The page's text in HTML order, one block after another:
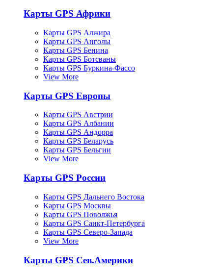
Карты GPS Африки
Карты GPS Алжира
Карты GPS Анголы
Карты GPS Бенина
Карты GPS Ботсваны
Карты GPS Буркина-Фассо
View More
Карты GPS Европы
Карты GPS Австрии
Карты GPS Албании
Карты GPS Андорра
Карты GPS Беларусь
Карты GPS Бельгии
View More
Карты GPS России
Карты GPS Дальнего Востока
Карты GPS Москвы
Карты GPS Поволжья
Карты GPS Санкт-Петербурга
Карты GPS Северо-Запада
View More
Карты GPS Сев.Америки